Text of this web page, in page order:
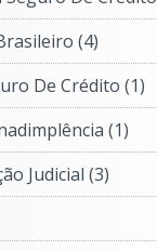
(4)
De Crédito(1)
(1)
Judicial(3)